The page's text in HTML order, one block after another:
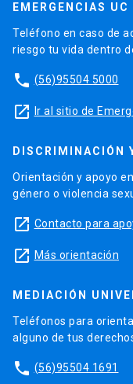
EMERGENCIAS UC
Teléfono en caso de
riesgo tu vida dentro
phone (56)95504 5000
launch Ir al sitio de
DISCRIMINACIÓN
Orientación y apoyo
género o violencia
launch Contacto para
launch Más orientación
MEDIACIÓN
Teléfonos para
alguno de tus
phone (56)95504 1691